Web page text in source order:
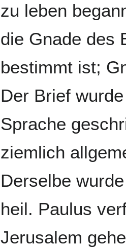
zu leben
die Gnade des
bestimmt ist;
Der Brief
Sprache
ziemlich
Derselbe
heil. Paulus
Jerusalem